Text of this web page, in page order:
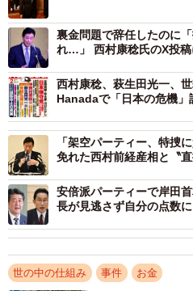
裏金問題で辞任したのに
れ…」 西村康稔氏のX投
西村康稔、萩生田光一、
Hanadaで「日本の危機」
「架空パーティー、特捜
免れた西村前経産相と〝
安倍派パーティーで岸田
長が見逃さず自分の点数に
世の中の仕組み 事件 お金